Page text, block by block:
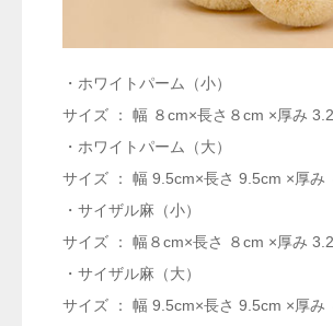
・ホワイトパーム（小）
サイズ ： 幅 ８cm×長さ８cm ×厚み
・ホワイトパーム（大）
サイズ ： 幅 9.5cm×長さ 9.5cm ×厚み
・サイザル麻（小）
サイズ ： 幅８cm×長さ ８cm ×厚み
・サイザル麻（大）
サイズ ： 幅 9.5cm×長さ 9.5cm ×厚み